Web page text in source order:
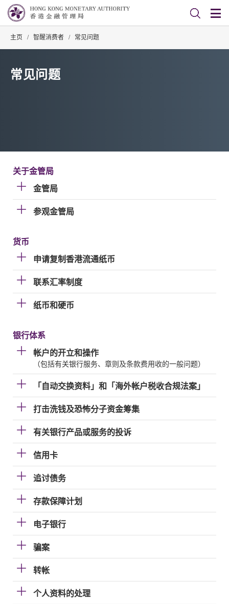
主页 / 智醒消费者 / 常见问题
常见问题
关于金管局
金管局
参观金管局
货币
申请复制香港流通纸币
联系汇率制度
纸币和硬币
银行体系
帐户的开立和操作
（包括有关银行服务、章则及条款费用收的一般问题）
「自动交换资料」和「海外帐户税收合规法案」
打击洗钱及恐怖分子资金筹集
有关银行产品或服务的投诉
信用卡
追讨债务
存款保障计划
电子银行
骗案
转帐
个人资料的处理